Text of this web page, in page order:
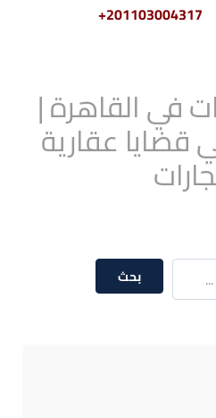
في القاهرة |
عقارية
بحث